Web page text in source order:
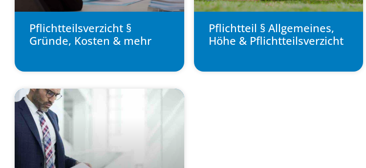
Pflichtteilsverzicht §
Gründe, Kosten & mehr
Pflichtteil § Allgemeines,
Höhe & Pflichtteilsverzicht